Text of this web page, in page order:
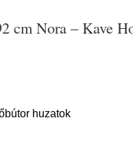
cm Nora – Kave
huzatok